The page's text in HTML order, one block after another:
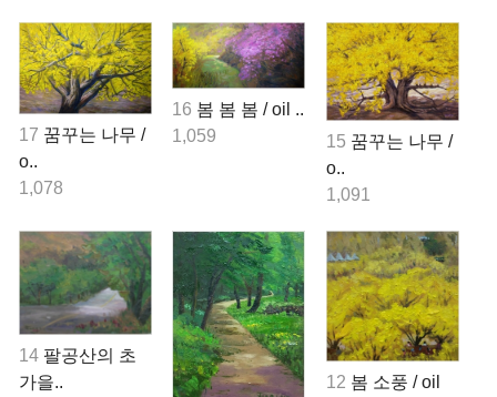
17 꿈꾸는 나무 /
o..
1,078
16 봄 봄 봄 / oil ..
1,059
15 꿈꾸는 나무 /
o..
1,091
14 팔공산의 초
가을..
12 봄 소풍 / oil